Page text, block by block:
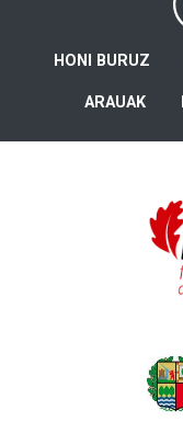
HONI BURUZ
ARAUAK